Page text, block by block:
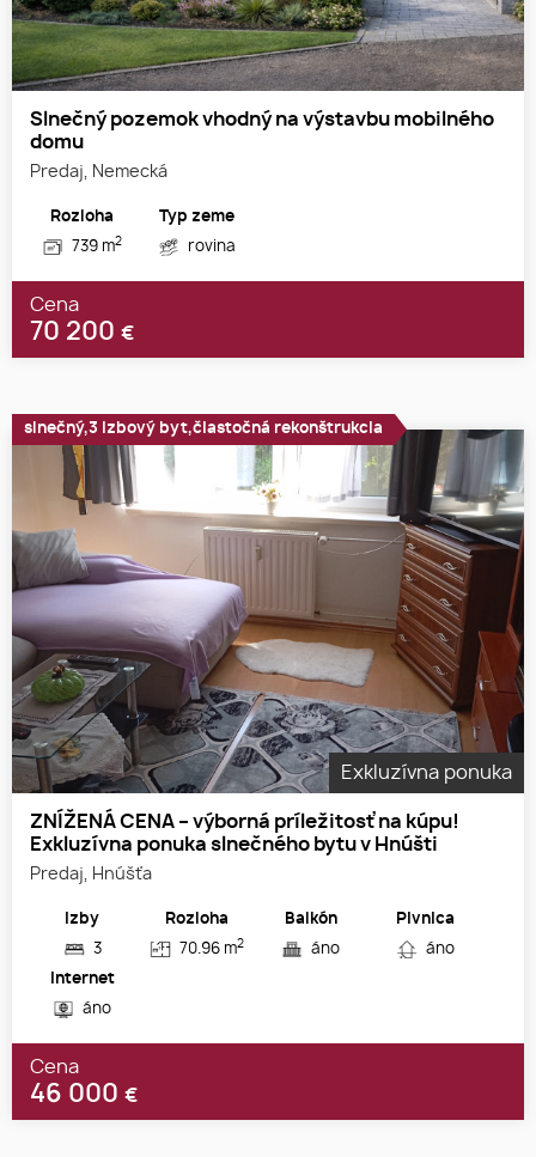
Slnečný pozemok vhodný na výstavbu mobilného
domu
Predaj, Nemecká
Rozloha
739 m2
Typ zeme
rovina
Cena
70 200 €
Exkluzívna ponuka
ZNÍŽENÁ CENA – výborná príležitosť na kúpu!
Exkluzívna ponuka slnečného bytu v Hnúšti
Predaj, Hnúšťa
Izby
3
Rozloha
70.96 m2
Balkón
áno
Pivnica
áno
Internet
áno
Cena
46 000 €
slnečný,3 izbový byt,čiastočná rekonštrukcia